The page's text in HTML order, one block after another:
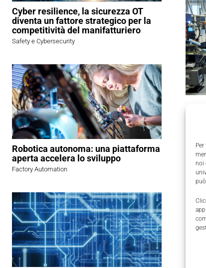
noi
Cyber resilience, la sicurezza OT
diventa un fattore strategico per la
competitività del manifatturiero
Safety e Cybersecurity
Robotica autonoma: una piattaforma
aperta accelera lo sviluppo
Factory Automation
I